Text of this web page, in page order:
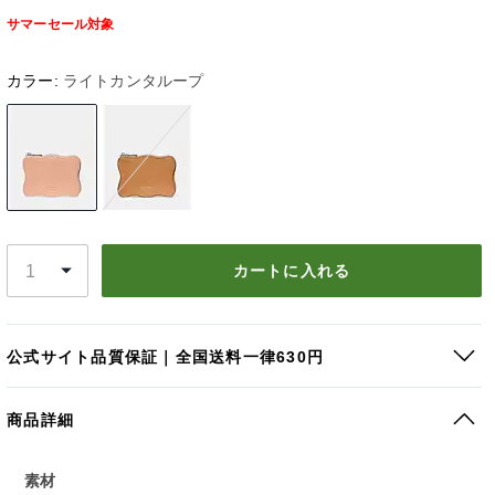
サマーセール対象
カラー: ライトカンタループ
カートに入れる
公式サイト品質保証｜全国送料一律630円
商品詳細
素材